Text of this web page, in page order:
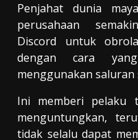
Penjahat dunia
perusahaan
Discord untuk
dengan cara
menggunakan saluran
Ini memberi pelaku
menguntungkan,
tidak selalu dapat